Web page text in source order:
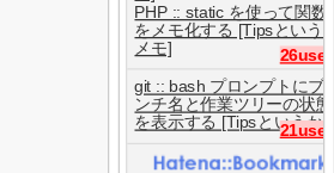
PHP :: static を使って関数
をメモ化する [Tipsというか
メモ]
26users
git :: bash プロンプトにブラ
ンチ名と作業ツリーの状態
を表示する [Tipsというか...
21users